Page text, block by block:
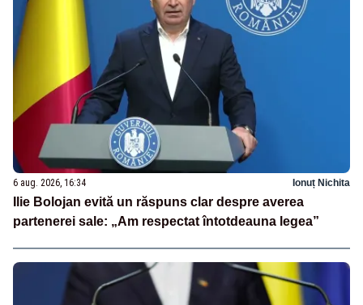
6 aug. 2026, 16:34 Ionuț Nichita
Ilie Bolojan evită un răspuns clar despre averea
partenerei sale: „Am respectat întotdeauna legea”